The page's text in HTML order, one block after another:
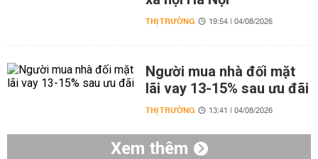
THỊ TRƯỜNG 19:54 | 04/08/2026
Người mua nhà đối mặt
lãi vay 13-15% sau ưu đãi
THỊ TRƯỜNG 13:41 | 04/08/2026
Xem thêm